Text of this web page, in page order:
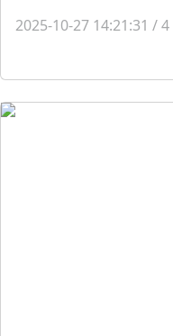
2025-10-27 14:21:31 /4